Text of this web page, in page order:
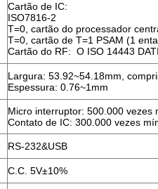
Cartão de IC:
ISO7816-2
T=0, cartão do processador
T=0, cartão de T=1 PSAM (1
Cartão do RF: O ISO 14443
Largura: 53.92~54.18mm,
Espessura: 0.76~1mm
Micro interruptor: 500.000 vezes
Contato de IC: 300.000 vezes
RS-232&USB
C.C. 5V±10%